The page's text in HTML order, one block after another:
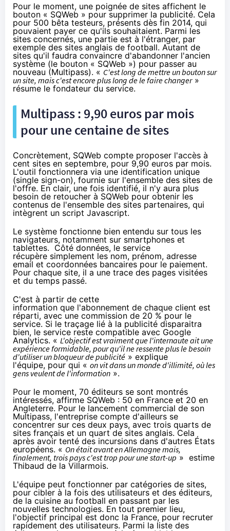
Pour le moment, une poignée de sites affichent le
bouton « SQWeb » pour supprimer la publicité. Cela
pour 500 bêta testeurs, présents dès fin 2014, qui
pouvaient payer ce qu'ils souhaitaient. Parmi les
sites concernés, une partie est à l'étranger, par
exemple des sites anglais de football. Autant de
sites qu'il faudra convaincre d'abandonner l'ancien
système (le bouton « SQWeb ») pour passer au
nouveau (Multipass). « C'est long de mettre un bouton sur
un site, mais c'est encore plus long de le faire changer»
résume le fondateur du service.
Multipass : 9,90 euros par mois
pour une centaine de sites
Concrètement, SQWeb compte proposer l'accès à
cent sites en septembre, pour 9,90 euros par mois.
L'outil fonctionnera via une identification unique
(single sign-on), fournie sur l'ensemble des sites de
l'offre. En clair, une fois identifié, il n'y aura plus
besoin de retoucher à SQWeb pour obtenir les
contenus de l'ensemble des sites partenaires, qui
intègrent un script Javascript.
Le système fonctionne bien entendu sur tous les
navigateurs, notamment sur smartphones et
tablettes. Côté données, le service
récupère simplement les nom, prénom, adresse
email et coordonnées bancaires pour le paiement.
Pour chaque site, il a une trace des pages visitées
et du temps passé.
C'est à partir de cette
information que l'abonnement de chaque client est
réparti, avec une commission de 20 % pour le
service. Si le traçage lié à la publicité disparaitra
bien, le service reste compatible avec Google
Analytics. « L'objectif est vraiment que l'internaute ait une
expérience formidable, pour qu'il ne ressente plus le besoin
d'utiliser un bloqueur de publicité » explique
l'équipe, pour qui « on vit dans un monde d'illimité, où les
gens veulent de l'information ».
Pour le moment, 70 éditeurs se sont montrés
intéressés, affirme SQWeb : 50 en France et 20 en
Angleterre. Pour le lancement commercial de son
Multipass, l'entreprise compte d'ailleurs se
concentrer sur ces deux pays, avec trois quarts de
sites français et un quart de sites anglais. Cela
après avoir tenté des incursions dans d'autres États
européens. « On était avant en Allemagne mais,
finalement, trois pays c'est trop pour une start-up » estime
Thibaud de la Villarmois.
L'équipe peut fonctionner par catégories de sites,
pour cibler à la fois des utilisateurs et des éditeurs,
de la cuisine au football en passant par les
nouvelles technologies. En tout premier lieu,
l'objectif principal est donc la France, pour recruter
rapidement des utilisateurs. Parmi la liste des